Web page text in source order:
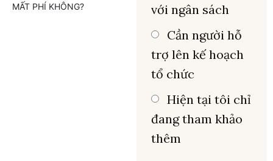
MẤT PHÍ KHÔNG?
với ngân sách
Cần người hỗ
trợ lên kế hoạch
tổ chức
Hiện tại tôi chỉ
đang tham khảo
thêm